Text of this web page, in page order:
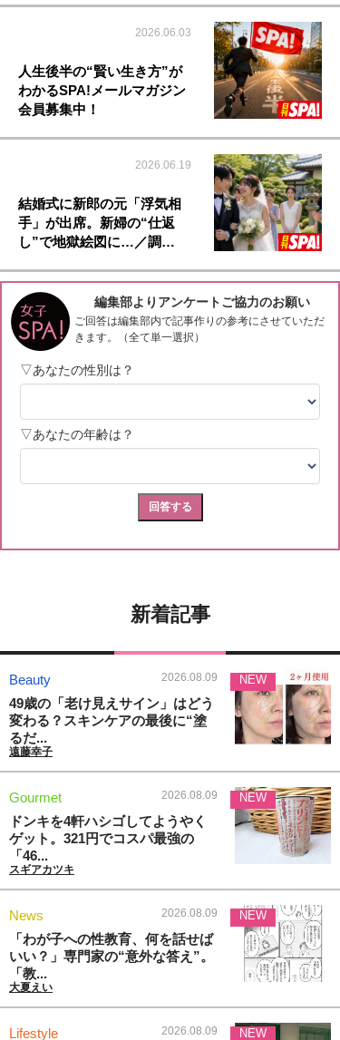
2026.06.03
人生後半の“賢い生き方”が
わかるSPA!メールマガジン
会員募集中！
2026.06.19
結婚式に新郎の元「浮気相
手」が出席。新婦の“仕返
し”で地獄絵図に…／調…
新着記事
Beauty 2026.08.09
49歳の「老け見えサイン」はどう
変わる？スキンケアの最後に“塗
るだ...
遠藤幸子
NEW
Gourmet 2026.08.09
ドンキを4軒ハシゴしてようやく
ゲット。321円でコスパ最強の
「46...
スギアカツキ
NEW
News 2026.08.09
「わが子への性教育、何を話せば
いい？」専門家の“意外な答え”。
「教...
大夏えい
NEW
Lifestyle 2026.08.09 NEW